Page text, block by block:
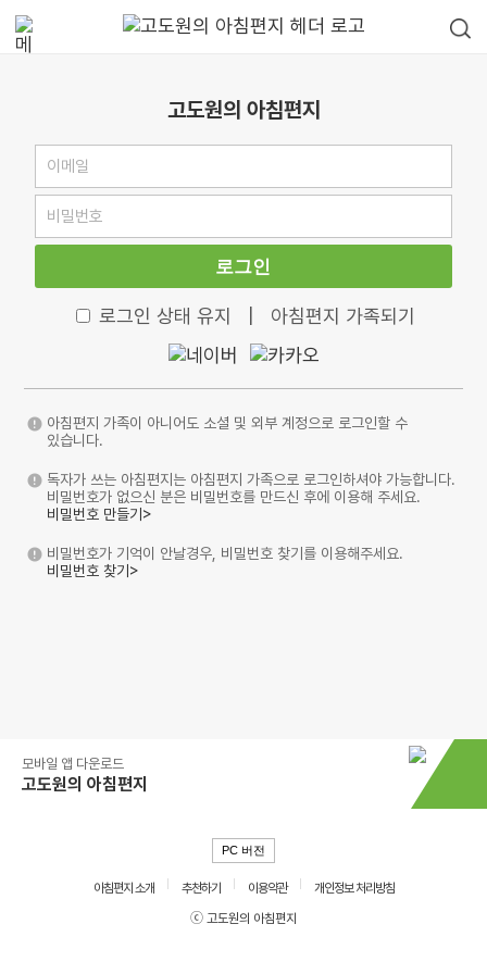
고도원의 아침편지
로그인
로그인 상태 유지 아침편지 가족되기
아침편지 가족이 아니어도 소셜 및 외부 계정으로 로그인할 수
있습니다.
독자가 쓰는 아침편지는 아침편지 가족으로 로그인하셔야 가능합니다.
비밀번호가 없으신 분은 비밀번호를 만드신 후에 이용해 주세요.
비밀번호 만들기>
비밀번호가 기억이 안날경우, 비밀번호 찾기를 이용해주세요.
비밀번호 찾기>
모바일 앱 다운로드
고도원의 아침편지
PC 버전
아침편지 소개 추천하기 이용약관
개인정보 처리방침
ⓒ 고도원의 아침편지